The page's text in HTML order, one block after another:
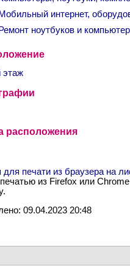
Мобильный интернет,
Ремонт ноутбуков и
этаж
расположения
для печати из браузера на
из Firefox или
09.04.2023 20:48